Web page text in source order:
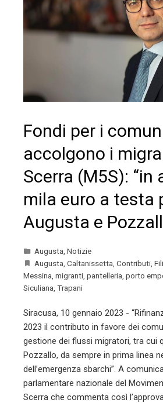
Fondi per i
accolgono i
Scerra (M5S): “in
mila euro a testa
Augusta e
Augusta Notizie
Augusta Caltanissetta Contributi
Messina migranti pantelleria porto
Siculiana Trapani
Siracusa, 10 gennaio 2023 -
2023 il contributo in favore dei
gestione dei flussi migratori, tra cui
Pozzallo, da sempre in prima linea
dell’emergenza sbarchi”. A
parlamentare nazionale del
Scerra che commenta così